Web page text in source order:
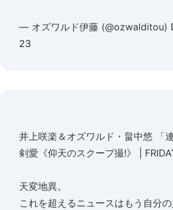
— オズワルド伊藤 (@ozwalditou)
23
井上咲楽＆オズワルド・畠中悠 「
剣愛《仰天のスクープ撮!》 |
天変地異。
これを超えるニュースはもう自分